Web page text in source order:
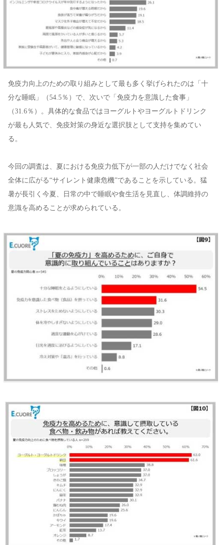
免疫力向上のための取り組みとして最も多く挙げられたのは「十
分な睡眠」（54.5％）で、次いで「免疫力を意識した食事」
（31.6％）。具体的な食品ではヨーグルトやヨーグルトドリンク
が最も人気で、免疫対策の身近な選択肢として支持を集めてい
る。
今回の調査は、夏における免疫力低下が一部の人だけでなく社会
全体に広がる“サイレント健康危機”であることを示している。猛
暑が長引く今夏、日常の中で睡眠や食生活を見直し、体調維持の
意識を高めることが求められている。